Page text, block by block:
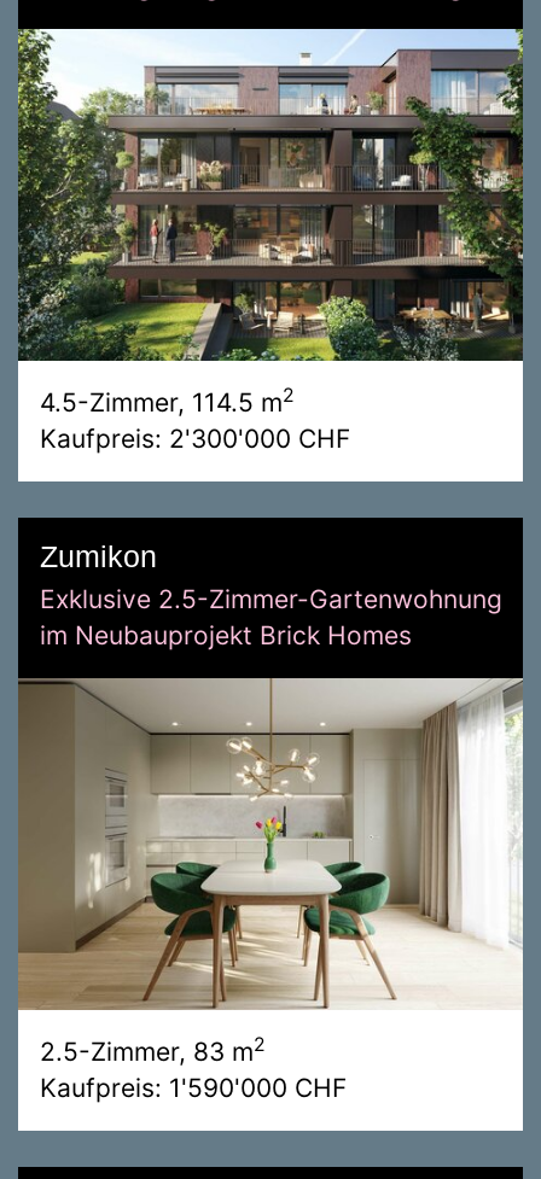
4.5-Zimmer, 114.5 m2
Kaufpreis: 2'300'000 CHF
Zumikon
Exklusive 2.5-Zimmer-Gartenwohnung
im Neubauprojekt Brick Homes
2.5-Zimmer, 83 m2
Kaufpreis: 1'590'000 CHF